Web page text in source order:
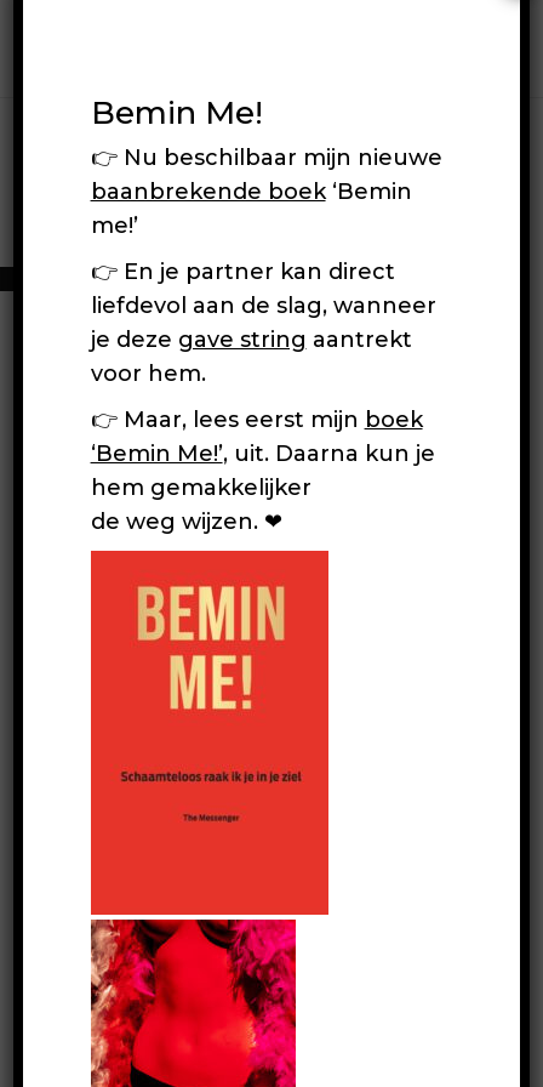
Reset Password
Bemin Me!
👉 Nu beschilbaar mijn nieuwe
baanbrekende boek‘Bemin
me!’
👉 En je partner kan direct
liefdevol aan de slag, wanneer
je deze gave string aantrekt
voor hem.
👉 Maar, lees eerst mijn boek
‘Bemin Me!’, uit. Daarna kun je
hem gemakkelijker
de weg wijzen. ❤